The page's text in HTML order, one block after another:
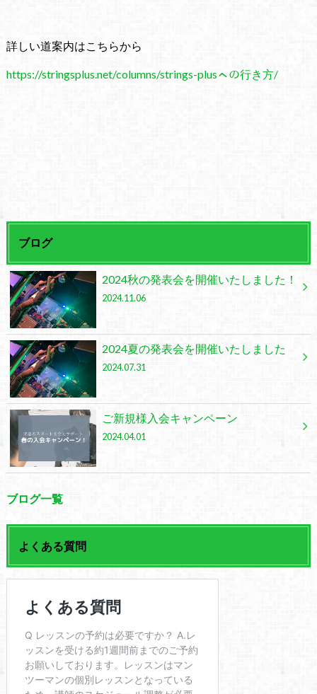
詳しい道案内はこちらから
https://stringsplus.net/columns/strings-plusㇸの行き方/
ブログ
2024秋の発表会を開催いたしました！
2024.11.06
2024夏の発表会を開催いたしました
2024.07.31
ご新規様入会キャンペーン
2024.04.01
ブログ一覧
よくある質問